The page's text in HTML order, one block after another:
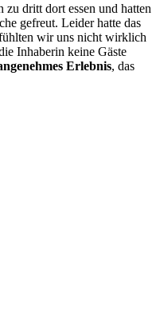
zu dritt dort essen und hatten
gefreut. Leider hatte das
wir uns nicht wirklich
Inhaberin keine Gäste
Erlebnis, das